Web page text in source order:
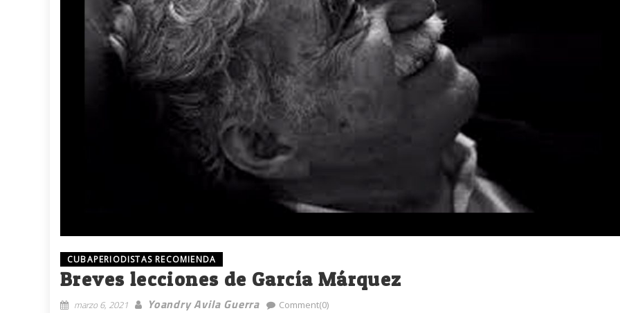
CUBAPERIODISTAS RECOMIENDA
Breves lecciones de García Márquez
marzo 6, 2021 Yoandry Avila Guerra Comment(0)